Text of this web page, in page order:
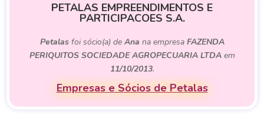
PETALAS EMPREENDIMENTOS E
PARTICIPACOES S.A.
Petalasfoi sócio(a) de Ana na empresa FAZENDA
PERIQUITOS SOCIEDADE AGROPECUARIA LTDAem
11/10/2013.
Empresas e Sócios de Petalas